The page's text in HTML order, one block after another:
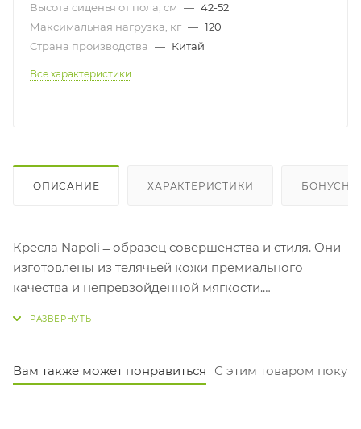
Высота сиденья от пола, см — 42-52
Максимальная нагрузка, кг — 120
Страна производства — Китай
Все характеристики
ОПИСАНИЕ ХАРАКТЕРИСТИКИ
Кресла Napoli ̶ образец совершенства и стиля. Они
изготовлены из телячьей кожи премиального
качества и непревзойденной мягкости.
отличаются оригинальным дизайном.
Вам также может понравиться С этим товаром